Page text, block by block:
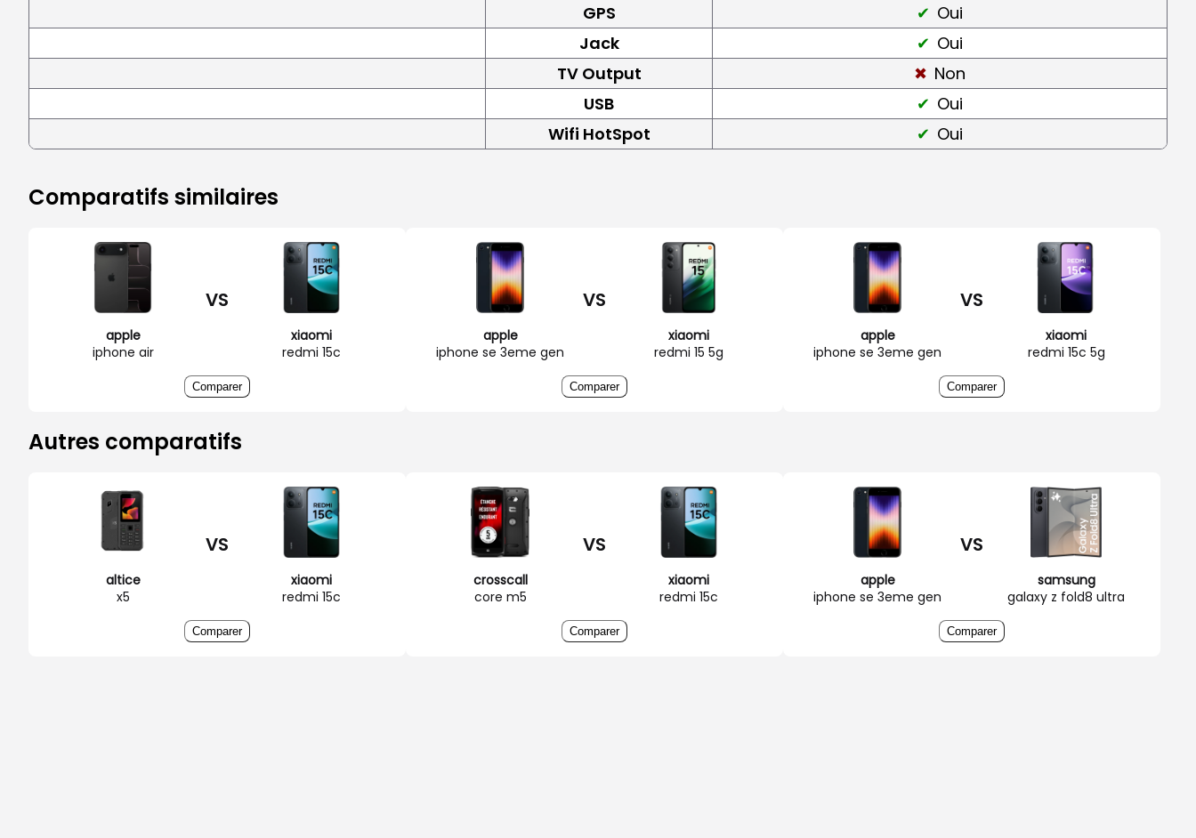
GPS
Oui
Jack
Oui
TV Output
Non
USB
Oui
Wifi HotSpot
Oui
Comparatifs similaires
apple
iphone air
VS
xiaomi
redmi 15c
Comparer
apple
iphone se 3eme gen
VS
xiaomi
redmi 15 5g
Comparer
apple
iphone se 3eme gen
VS
xiaomi
redmi 15c 5g
Comparer
Autres comparatifs
altice
x5
VS
xiaomi
redmi 15c
Comparer
crosscall
core m5
VS
xiaomi
redmi 15c
Comparer
apple
iphone se 3eme gen
VS
samsung
galaxy z fold8 ultra
Comparer